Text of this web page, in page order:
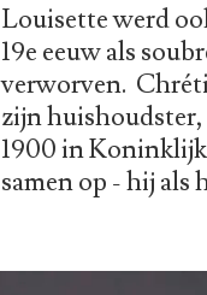
Louisette werd
19e eeuw als
verworven.
zijn huishoudster,
1900 in
samen op - hij als